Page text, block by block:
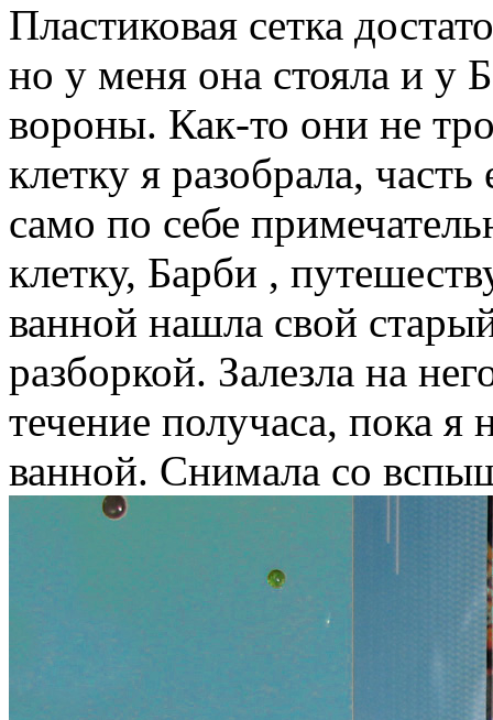
Пластиковая сетка
но у меня она стояла и у
вороны. Как-то они не
клетку я разобрала,
само по себе
клетку, Барби ,
ванной нашла свой
разборкой. Залезла на
течение получаса, пока я
ванной. Снимала со